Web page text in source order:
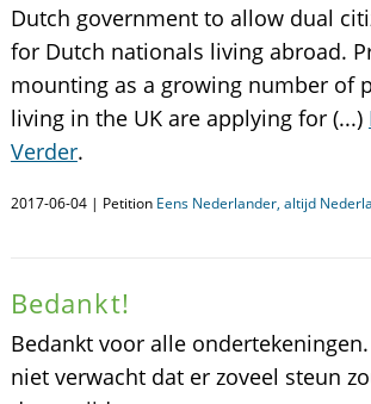
Dutch government to allow dual
for Dutch nationals living abroad.
mounting as a growing number of
living in the UK are applying for (...)
Verder.
2017-06-04 | Petition Eens Nederlander, altijd
Bedankt!
Bedankt voor alle
niet verwacht dat er zoveel steun